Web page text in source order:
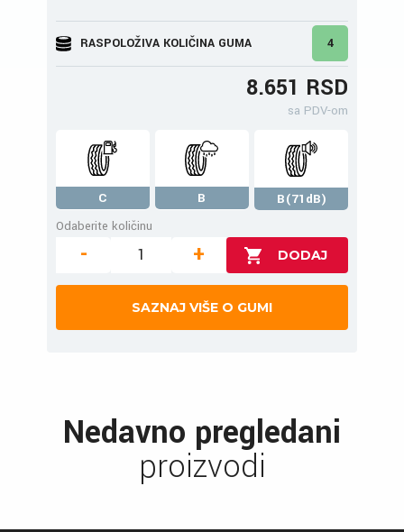
RASPOLOŽIVA KOLIČINA GUMA 4
8.651 RSD
sa PDV-om
C B
B(71dB)
Odaberite količinu
- +
SAZNAJ VIŠE O GUMI
Nedavno pregledani
proizvodi